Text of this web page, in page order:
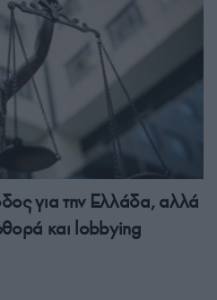
για την Ελλάδα, αλλά
και lobbying